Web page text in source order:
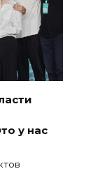
у нас